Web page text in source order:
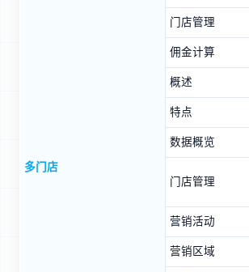
多门店
门店管理
佣金计算
概述
特点
数据概览
门店管理
营销活动
营销区域